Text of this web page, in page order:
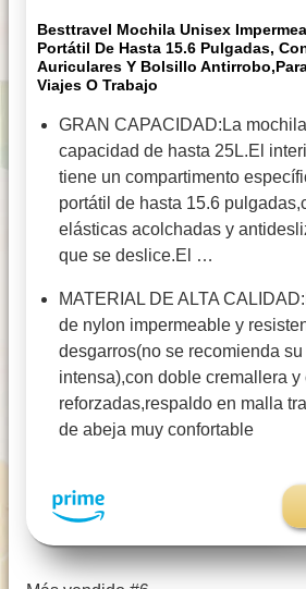
Besttravel Mochila Unisex
Portátil De Hasta 15.6 Pulgadas,
Auriculares Y Bolsillo
Viajes O Trabajo
GRAN CAPACIDAD:La
capacidad de hasta 25L.El
tiene un compartimento
portátil de hasta 15.6
elásticas acolchadas y
que se deslice.El …
MATERIAL DE ALTA
de nylon impermeable y
desgarros(no se recomienda
intensa),con doble cremallera y
reforzadas,respaldo en malla
de abeja muy confortable